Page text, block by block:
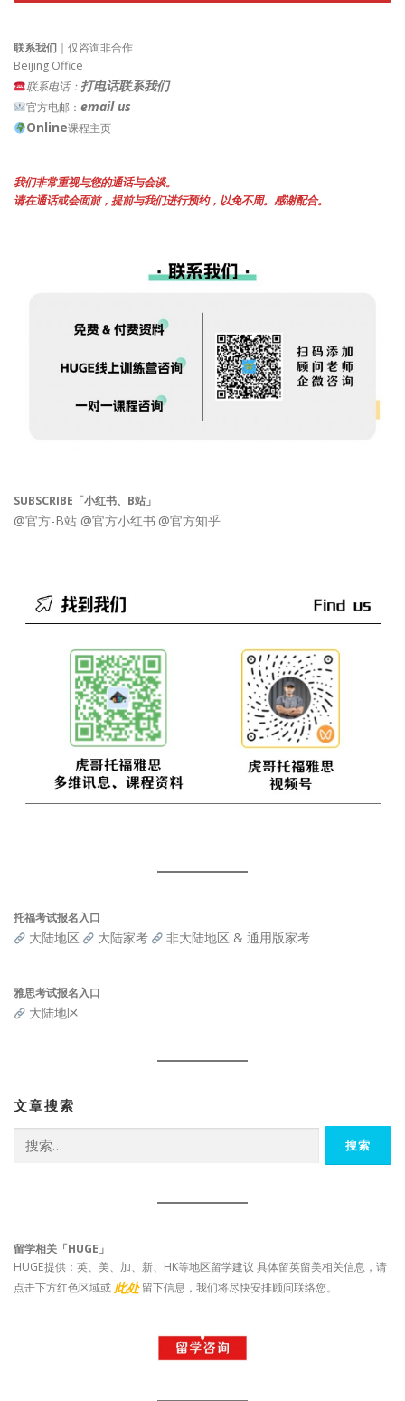
联系我们 ｜仅咨询非合作
Beijing Office
联系电话： 打电话联系我们
官方电邮： email us
Online课程主页
我们非常重视与您的通话与会谈。
请在通话或会面前，提前与我们进行预约，以免不周。感谢配合。
SUBSCRIBE「小红书、B站」
@官方-B站 @官方小红书 @官方知乎
托福考试报名入口
大陆地区 大陆家考 非大陆地区 & 通用版家考
雅思考试报名入口
大陆地区
文章搜索
索：
留学相关「HUGE」
HUGE提供：英、美、加、新、HK等地区留学建议 具体留英留美相关信息，请
点击下方红色区域或 此处 留下信息，我们将尽快安排顾问联络您。